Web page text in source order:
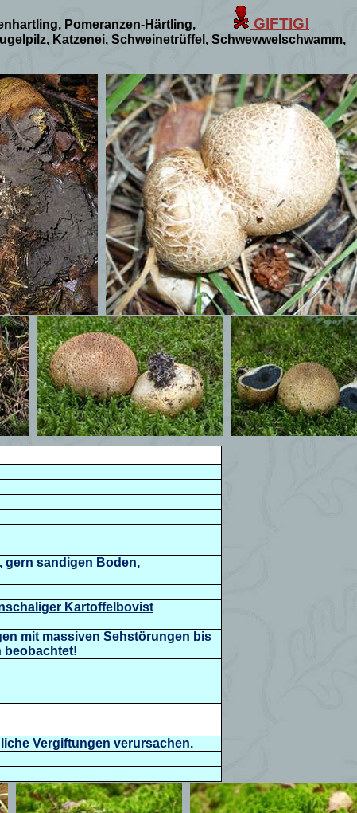
Pomeranzen-Härtling, GIFTIG!
Katzenei, Schweinetrüffel, Schwewwelschwamm,
gern sandigen Boden,
Kartoffelbovist
mit massiven Sehstörungen bis
beobachtet!
Vergiftungen verursachen.